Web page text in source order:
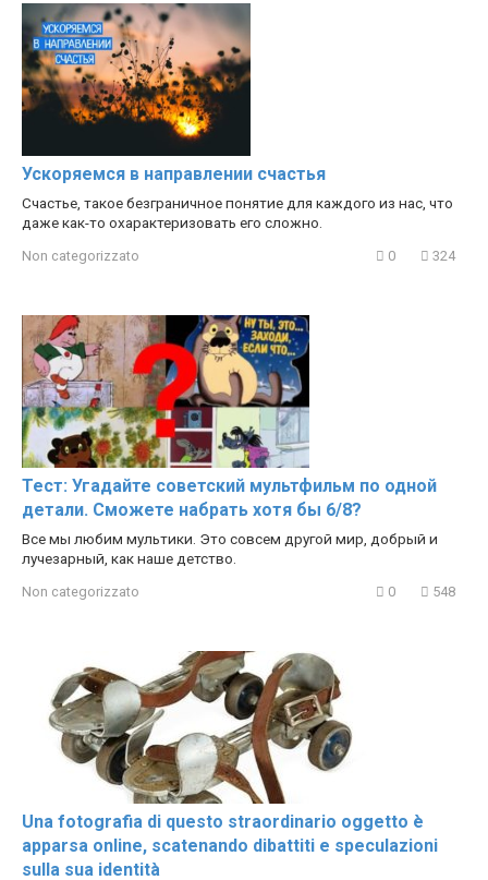
Ускоряемся в направлении счастья
Счастье, такое безграничное понятие для каждого из нас, что
даже как-то охарактеризовать его сложно.
Non categorizzato 0 324
Тест: Угадайте советский мультфильм по одной
детали. Сможете набрать хотя бы 6/8?
Все мы любим мультики. Это совсем другой мир, добрый и
лучезарный, как наше детство.
Non categorizzato 0 548
Una fotografia di questo straordinario oggetto è
apparsa online, scatenando dibattiti e speculazioni
sulla sua identità